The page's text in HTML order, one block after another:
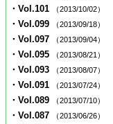
・Vol.101 （2013/10/02）
・Vol.099 （2013/09/18）
・Vol.097 （2013/09/04）
・Vol.095 （2013/08/21）
・Vol.093 （2013/08/07）
・Vol.091 （2013/07/24）
・Vol.089 （2013/07/10）
・Vol.087 （2013/06/26）